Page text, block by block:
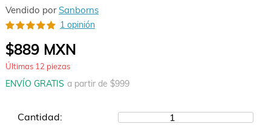
Vendido por Sanborns
1 opinión
$889MXN
Últimas 12 piezas
ENVÍO GRATIS a partir de $999
Cantidad: 1